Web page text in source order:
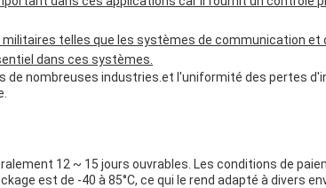
telles que les systèmes de communication et
dans ces systèmes.
nombreuses industries.et l'uniformité des pertes
12 ~ 15 jours ouvrables. Les conditions de
est de -40 à 85°C, ce qui le rend adapté à divers